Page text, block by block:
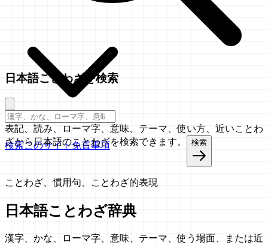
検索このサイト免責事項
日本語ことわざを検索
表記、読み、ローマ字、意味、テーマ、使い方、近いことわ
ざから日本語のことわざを検索できます。
検索
ことわざ、慣用句、ことわざ的表現
日本語ことわざ辞典
漢字、かな、ローマ字、意味、テーマ、使う場面、または近